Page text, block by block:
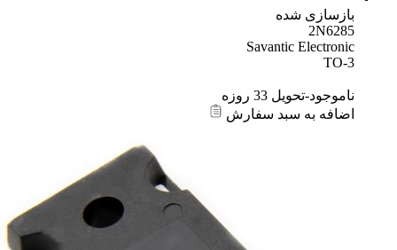
بازسازی شده
2N6285
Savantic Electronic
TO-3
ناموجود-تحویل 33 روزه
اضافه به سبد سفارش